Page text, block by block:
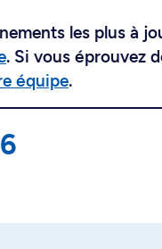
les plus à
. Si vous éprouvez
équipe.